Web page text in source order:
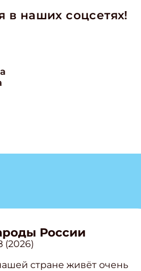
в наших соцсетях!
России
стране живёт очень